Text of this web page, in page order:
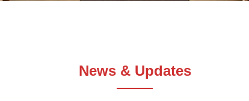
News & Updates